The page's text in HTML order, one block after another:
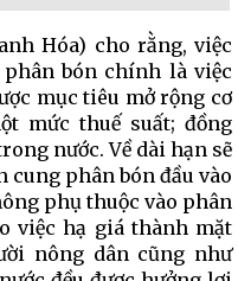
Hóa) cho rằng, việc
phân bón chính là việc
mục tiêu mở rộng cơ
mức thuế suất; đồng
nước. Về dài hạn sẽ
cung phân bón đầu vào
phụ thuộc vào phân
việc hạ giá thành mặt
nông dân cũng như